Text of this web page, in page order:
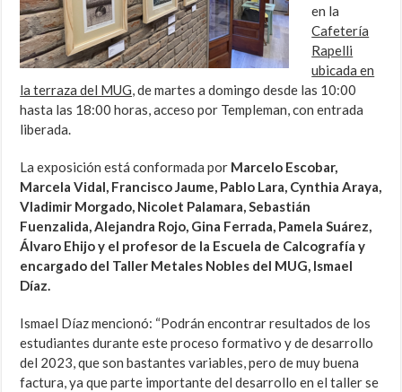
en la
Cafetería
Rapelli
ubicada en
la terraza del MUG, de martes a domingo desde las 10:00
hasta las 18:00 horas, acceso por Templeman, con entrada
liberada.
La exposición está conformada por Marcelo Escobar,
Marcela Vidal, Francisco Jaume, Pablo Lara, Cynthia Araya,
Vladimir Morgado, Nicolet Palamara, Sebastián
Fuenzalida, Alejandra Rojo, Gina Ferrada, Pamela Suárez,
Álvaro Ehijo y el profesor de la Escuela de Calcografía y
encargado del Taller Metales Nobles del MUG, Ismael
Díaz.
Ismael Díaz mencionó: “Podrán encontrar resultados de los
estudiantes durante este proceso formativo y de desarrollo
del 2023, que son bastantes variables, pero de muy buena
factura, ya que parte importante del desarrollo en el taller se